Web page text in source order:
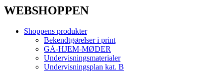
WEBSHOPPEN
Shoppens produkter
Bekendtgørelser i print
GÅ-HJEM-MØDER
Undervisningsmaterialer
Undervisningsplan kat. B